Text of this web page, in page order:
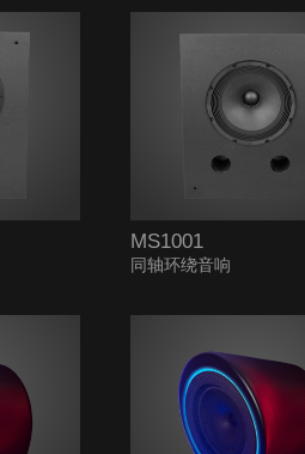
MS1001
同轴环绕音响